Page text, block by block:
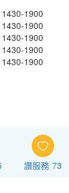
1900
1900
1900
1900
1900
讚服務 73